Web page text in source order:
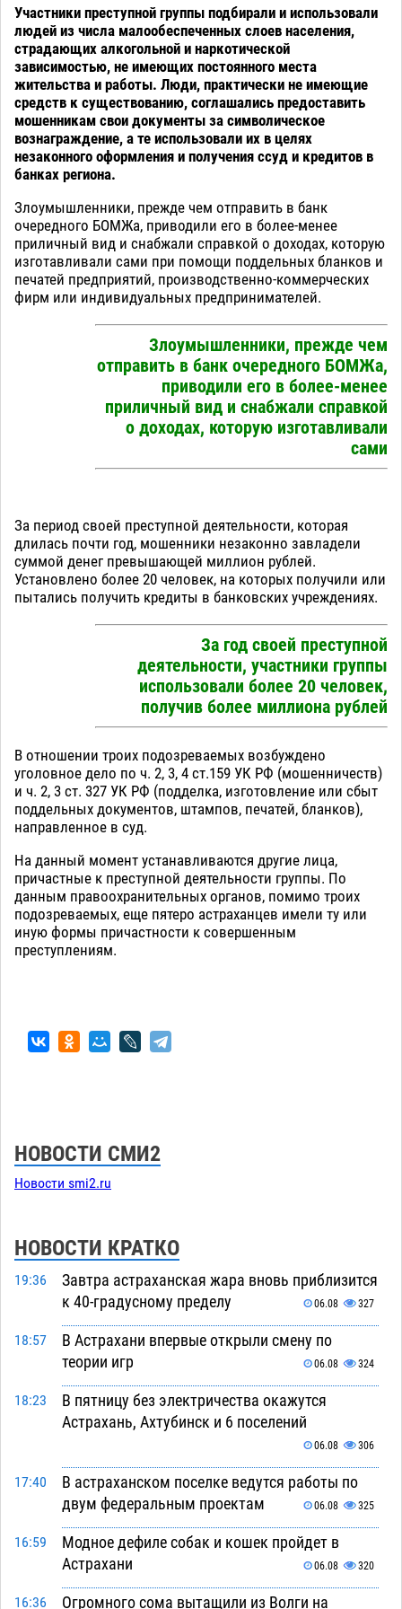
Участники преступной группы подбирали и использовали
людей из числа малообеспеченных слоев населения,
страдающих алкогольной и наркотической
зависимостью, не имеющих постоянного места
жительства и работы. Люди, практически не имеющие
средств к существованию, соглашались предоставить
мошенникам свои документы за символическое
вознаграждение, а те использовали их в целях
незаконного оформления и получения ссуд и кредитов в
банках региона.
Злоумышленники, прежде чем отправить в банк
очередного БОМЖа, приводили его в более-менее
приличный вид и снабжали справкой о доходах, которую
изготавливали сами при помощи поддельных бланков и
печатей предприятий, производственно-коммерческих
фирм или индивидуальных предпринимателей.
Злоумышленники, прежде чем
отправить в банк очередного БОМЖа,
приводили его в более-менее
приличный вид и снабжали справкой
о доходах, которую изготавливали
сами
За период своей преступной деятельности, которая
длилась почти год, мошенники незаконно завладели
суммой денег превышающей миллион рублей.
Установлено более 20 человек, на которых получили или
пытались получить кредиты в банковских учреждениях.
За год своей преступной
деятельности, участники группы
использовали более 20 человек,
получив более миллиона рублей
В отношении троих подозреваемых возбуждено
уголовное дело по ч. 2, 3, 4 ст.159 УК РФ (мошенничеств)
и ч. 2, 3 ст. 327 УК РФ (подделка, изготовление или сбыт
поддельных документов, штампов, печатей, бланков),
направленное в суд.
На данный момент устанавливаются другие лица,
причастные к преступной деятельности группы. По
данным правоохранительных органов, помимо троих
подозреваемых, еще пятеро астраханцев имели ту или
иную формы причастности к совершенным
преступлениям.
НОВОСТИ СМИ2
Новости smi2.ru
НОВОСТИ КРАТКО
19:36
Завтра астраханская жара вновь приблизится
к 40-градусному пределу
06.08 327
18:57
В Астрахани впервые открыли смену по
теории игр
06.08 324
18:23
В пятницу без электричества окажутся
Астрахань, Ахтубинск и 6 поселений
06.08 306
17:40
В астраханском поселке ведутся работы по
двум федеральным проектам
06.08 325
16:59
Модное дефиле собак и кошек пройдет в
Астрахани
06.08 320
16:36 Огромного сома вытащили из Волги на